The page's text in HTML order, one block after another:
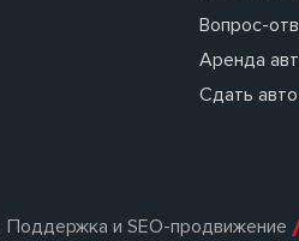
Вопрос-
Аренда
Сдать
Поддержка и SEO-продвижение